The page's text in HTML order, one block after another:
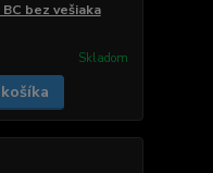
bez vešiaka
Skladom